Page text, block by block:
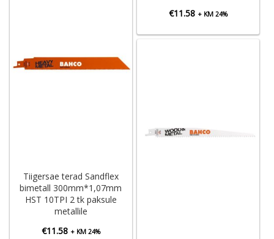
€11.58 + KM 24%
Tiigersae terad Sandflex
bimetall 300mm*1,07mm
HST 10TPI 2 tk paksule
metallile
€11.58 + KM 24%